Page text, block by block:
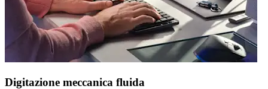
Digitazione meccanica fluida